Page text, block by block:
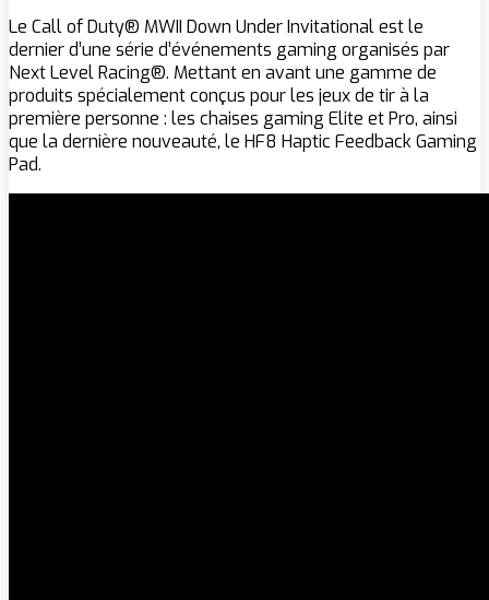
Le Call of Duty® MWII Down Under Invitational est le
dernier d’une série d’événements gaming organisés par
Next Level Racing®. Mettant en avant une gamme de
produits spécialement conçus pour les jeux de tir à la
première personne : les chaises gaming Elite et Pro, ainsi
que la dernière nouveauté, le HF8 Haptic Feedback Gaming
Pad.